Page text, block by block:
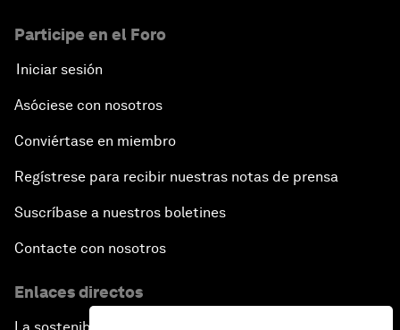
Participe en el Foro
Iniciar sesión
Asóciese con nosotros
Conviértase en miembro
Regístrese para recibir nuestras notas de prensa
Suscríbase a nuestros boletines
Contacte con nosotros
Enlaces directos